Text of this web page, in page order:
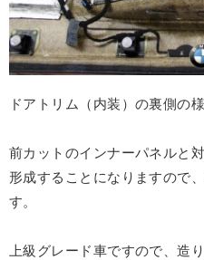
ドアトリム（内装）の裏側の様
前カットのインナーパネルと
形成することになりますので
す。
上級グレード車ですので、造